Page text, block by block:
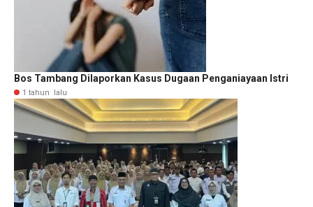
Bos Tambang Dilaporkan Kasus Dugaan Penganiayaan Istri
1 tahun lalu